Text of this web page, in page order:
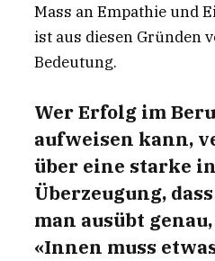
Mass an Empathie und
ist aus diesen Gründen
Bedeutung.
Wer Erfolg im
aufweisen kann,
über eine starke
Überzeugung,
man ausübt
«Innen muss